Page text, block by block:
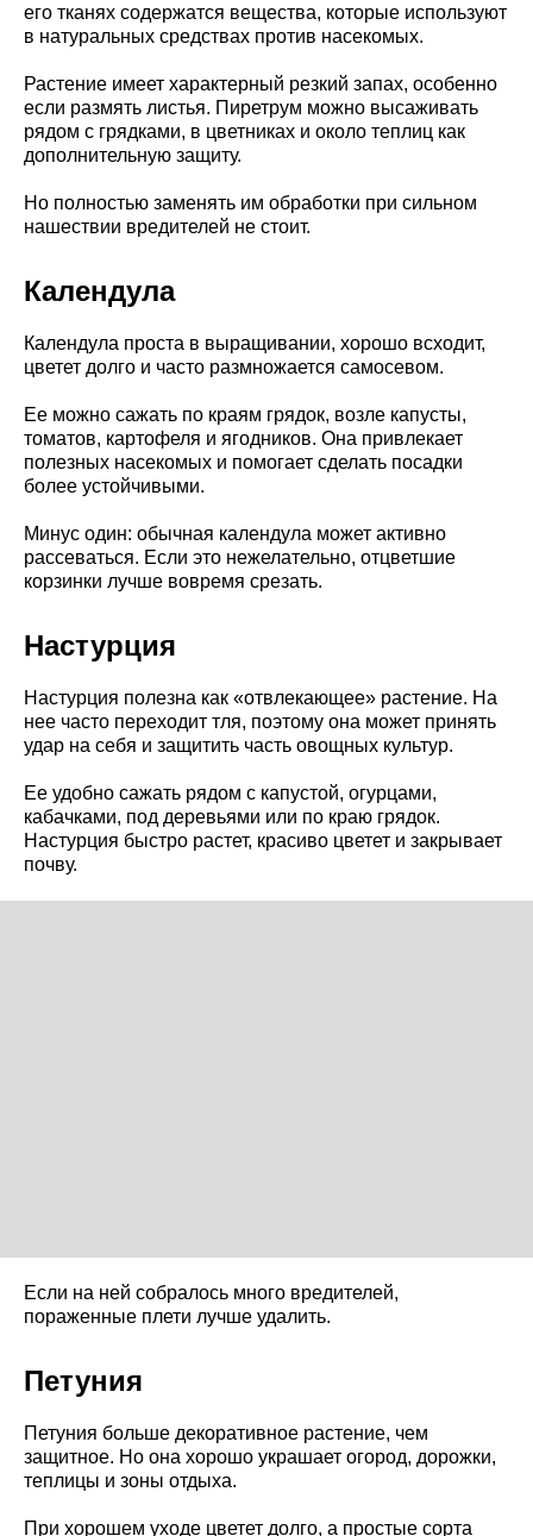
его тканях содержатся вещества, которые используют
в натуральных средствах против насекомых.
Растение имеет характерный резкий запах, особенно
если размять листья. Пиретрум можно высаживать
рядом с грядками, в цветниках и около теплиц как
дополнительную защиту.
Но полностью заменять им обработки при сильном
нашествии вредителей не стоит.
Календула
Календула проста в выращивании, хорошо всходит,
цветет долго и часто размножается самосевом.
Ее можно сажать по краям грядок, возле капусты,
томатов, картофеля и ягодников. Она привлекает
полезных насекомых и помогает сделать посадки
более устойчивыми.
Минус один: обычная календула может активно
рассеваться. Если это нежелательно, отцветшие
корзинки лучше вовремя срезать.
Настурция
Настурция полезна как «отвлекающее» растение. На
нее часто переходит тля, поэтому она может принять
удар на себя и защитить часть овощных культур.
Ее удобно сажать рядом с капустой, огурцами,
кабачками, под деревьями или по краю грядок.
Настурция быстро растет, красиво цветет и закрывает
почву.
Если на ней собралось много вредителей,
пораженные плети лучше удалить.
Петуния
Петуния больше декоративное растение, чем
защитное. Но она хорошо украшает огород, дорожки,
теплицы и зоны отдыха.
При хорошем уходе цветет долго, а простые сорта